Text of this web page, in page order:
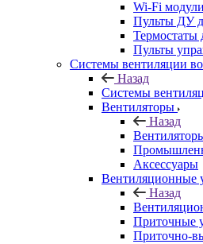
Wi-Fi
Пульты ДУ
Термостаты
Пульты
Системы вентиляции
Назад
Системы
Вентиляторы
Назад
Аксессуары
Вентиляционные
Назад
Приточные
Приточно-